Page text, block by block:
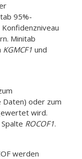
95%-
Minitab
KGMCF1 und
oder zum
wird.
ROCOF1.
werden